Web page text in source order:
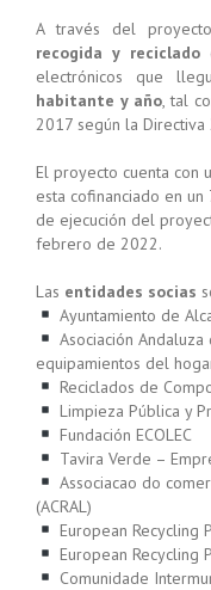
A través del
recogida y reciclado
electrónicos que
habitante y año, tal
2017 según la
El proyecto cuenta con
esta cofinanciado en
de ejecución del
febrero de 2022.
Las entidades socias
Ayuntamiento de
Asociación
equipamientos del
Reciclados de
Limpieza Pública y
Fundación ECOLEC
Tavira Verde –
Associacao do
(ACRAL)
European Recycling
European Recycling
Comunidade